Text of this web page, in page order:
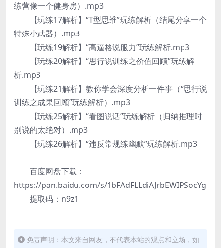
练营像一个健身房）.mp3
【玩练17解析】“T型思维”玩练解析（结尾分享一个
特殊小武器）.mp3
【玩练19解析】“高逼格说服力”玩练解析.mp3
【玩练20解析】“思行说训练之价值回顾”玩练解
析.mp3
【玩练21解析】教你学会深度分析一件事（“思行说
训练之成果回顾”玩练解析）.mp3
【玩练25解析】“看图说话”玩练解析（归纳推理时
别说的太绝对）.mp3
【玩练26解析】“违反常规练幽默”玩练解析.mp3
百度网盘下载：
https://pan.baidu.com/s/1bFAdFLLdiAJrbEWIPSocYg
提取码：n9z1
免责声明：本文来自网友，不代表本站的观点和立场，如